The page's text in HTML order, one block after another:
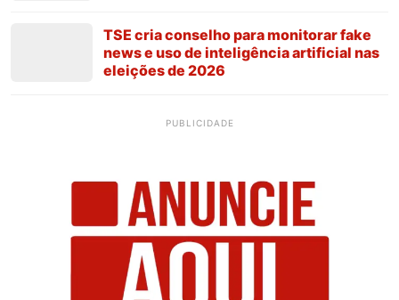
TSE cria conselho para monitorar fake
news e uso de inteligência artificial nas
eleições de 2026
PUBLICIDADE